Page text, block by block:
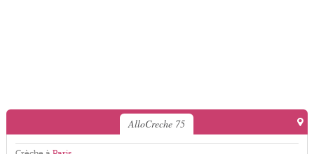
AlloCreche 75